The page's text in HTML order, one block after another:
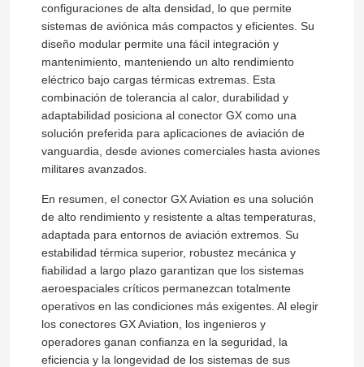
En casa
Productos
Sobre nosotros
recorrido por la fábrica
Control de calidad
Contacta con nosotros
configuraciones de alta densidad, lo que permite
sistemas de aviónica más compactos y eficientes. Su
diseño modular permite una fácil integración y
mantenimiento, manteniendo un alto rendimiento
eléctrico bajo cargas térmicas extremas. Esta
combinación de tolerancia al calor, durabilidad y
adaptabilidad posiciona al conector GX como una
solución preferida para aplicaciones de aviación de
vanguardia, desde aviones comerciales hasta aviones
militares avanzados.
En resumen, el conector GX Aviation es una solución
de alto rendimiento y resistente a altas temperaturas,
adaptada para entornos de aviación extremos. Su
estabilidad térmica superior, robustez mecánica y
fiabilidad a largo plazo garantizan que los sistemas
aeroespaciales críticos permanezcan totalmente
operativos en las condiciones más exigentes. Al elegir
los conectores GX Aviation, los ingenieros y
operadores ganan confianza en la seguridad, la
eficiencia y la longevidad de los sistemas de sus